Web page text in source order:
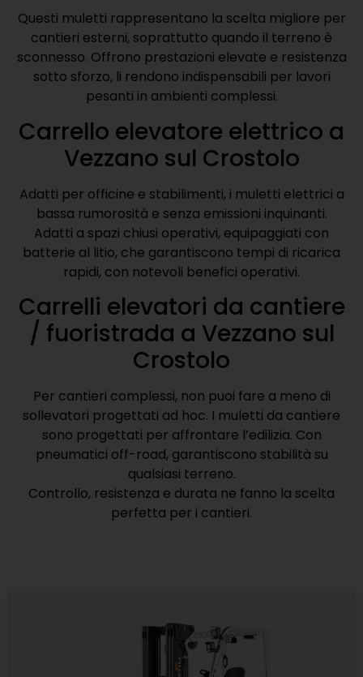
Questi muletti rappresentano la scelta migliore per
cantieri esterni, soprattutto quando il terreno è
sconnesso. Offrono prestazioni elevate e resistenza
sotto sforzo, li rendono indispensabili per lavori
pesanti in ambienti complessi.
Carrello elevatore elettrico a
Vezzano sul Crostolo
Adatti per officine e stabilimenti, i muletti elettrici a
bassa rumorosità e senza emissioni inquinanti.
Adatti a spazi chiusi operativi, equipaggiati con
batterie al litio, che garantiscono tempi di ricarica
rapidi, con notevoli benefici operativi.
Carrelli elevatori da cantiere
/ fuoristrada a Vezzano sul
Crostolo
Per cantieri complessi, non puoi fare a meno di
sollevatori progettati ad hoc. I muletti da cantiere
sono progettati per affrontare l’edilizia. Con
pneumatici off-road, garantiscono stabilità su
qualsiasi terreno.
Controllo, resistenza e durata ne fanno la scelta
perfetta per i cantieri.